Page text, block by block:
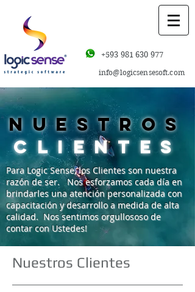
+593 981 630 977
info@logicsensesoft.com
nuestros
clientes
Para Logic Sense, los Clientes son nuestra
razón de ser. Nos esforzamos cada día en
brindarles una atención personalizada con
capacitación y desarrollo a medida de alta
calidad. Nos sentimos orgullososo de
contar con Ustedes!
Nuestros Clientes